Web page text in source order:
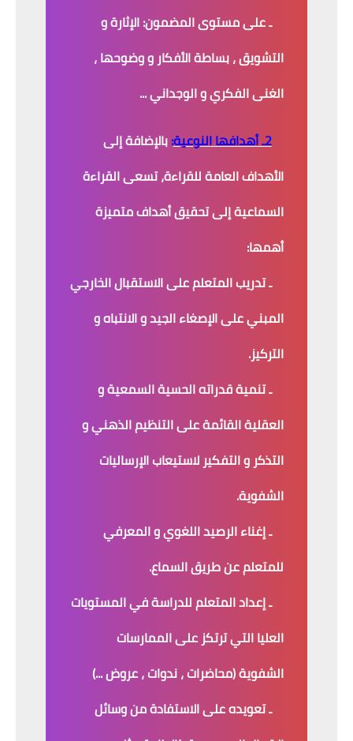
ـ على مستوى المضمون:الإثارة و
التشويق ، بساطة الأفكار و وضوحها ،
الغنى الفكري و الوجداني ...
2ـ أهدافها النوعية
:بالإضافة إلى
الأهداف العامة للقراءة، تسعى القراءة
السماعية إلى تحقيق أهداف متميزة
أهمها:
ـ تدريب المتعلم على الاستقبال الخارجي
المبني على الإصغاء الجيد و الانتباه و
التركيز.
ـ تنمية قدراته الحسية السمعية و
العقلية القائمة على التنظيم الذهني و
التذكر و التفكير لاستيعاب الإرساليات
الشفوية.
ـ إغناء الرصيد اللغوي و المعرفي
للمتعلم عن طريق السماع.
ـ إعداد المتعلم للدراسة في المستويات
العليا التي ترتكز على الممارسات
الشفوية (محاضرات ، ندوات ، عروض ...)
ـ تعويده على الاستفادة من وسائل